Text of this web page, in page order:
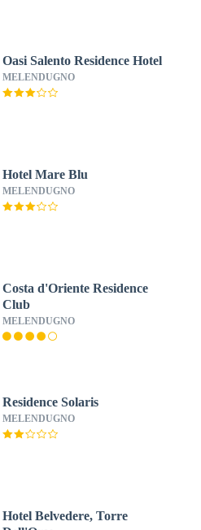
Oasi Salento Residence Hotel
MELENDUGNO
Hotel Mare Blu
MELENDUGNO
Costa d'Oriente Residence
Club
MELENDUGNO
Residence Solaris
MELENDUGNO
Hotel Belvedere, Torre